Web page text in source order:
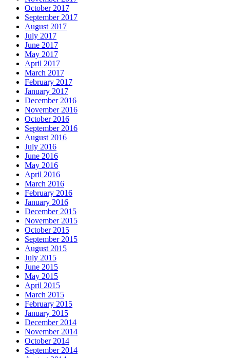
October 2017
September 2017
August 2017
July 2017
June 2017
May 2017
April 2017
March 2017
February 2017
January 2017
December 2016
November 2016
October 2016
September 2016
August 2016
July 2016
June 2016
May 2016
April 2016
March 2016
February 2016
January 2016
December 2015
November 2015
October 2015
September 2015
August 2015
July 2015
June 2015
May 2015
April 2015
March 2015
February 2015
January 2015
December 2014
November 2014
October 2014
September 2014